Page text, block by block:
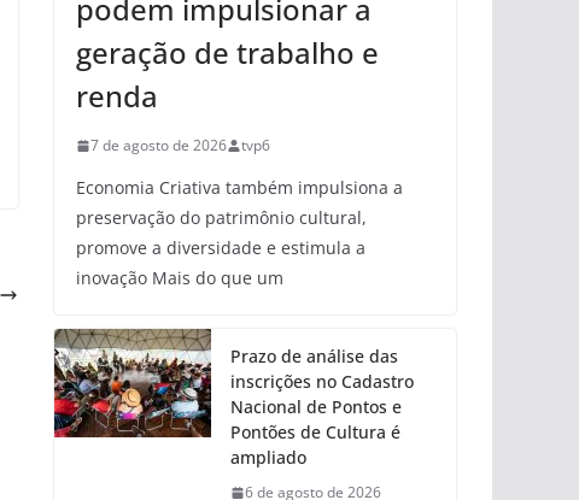
podem impulsionar a
geração de trabalho e
renda
7 de agosto de 2026 tvp6
Economia Criativa também impulsiona a
preservação do patrimônio cultural,
promove a diversidade e estimula a
inovação Mais do que um
Prazo de análise das
inscrições no Cadastro
Nacional de Pontos e
Pontões de Cultura é
ampliado
6 de agosto de 2026